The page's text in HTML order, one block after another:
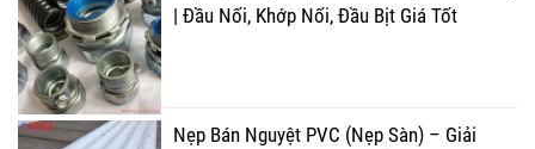
| Đầu Nối, Khớp Nối, Đầu Bịt Giá Tốt
Nẹp Bán Nguyệt PVC (Nẹp Sàn) – Giải